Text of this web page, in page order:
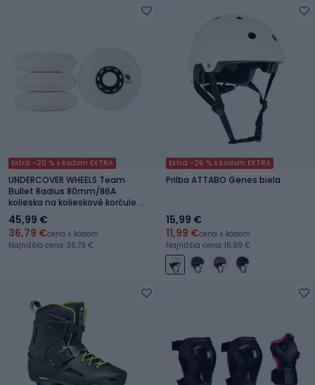
Extra -20 % s kódom EXTRA
UNDERCOVER WHEELS Team
Bullet Radius 80mm/86A
kolieska na kolieskové korčule 4
ks biele 406179
45,99 €
36,79 €cena s kódom
Najnižšia cena: 36,79 €
Extra -25 % s kódom EXTRA
Prilba ATTABO Genes biela
15,99 €
11,99 €cena s kódom
Najnižšia cena: 15,99 €